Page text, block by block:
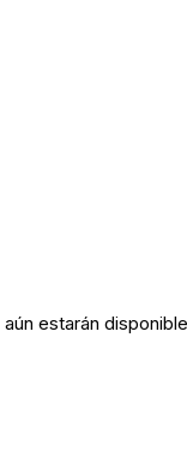
estarán